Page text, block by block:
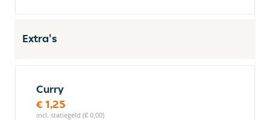
Extra's
Curry
€ 1,25
incl. statiegeld (€ 0,00)